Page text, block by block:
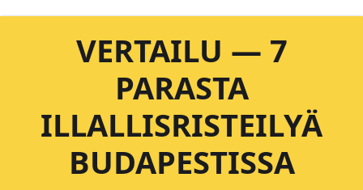
VERTAILU — 7
PARASTA
ILLALLISRISTEILYÄ
BUDAPESTISSA